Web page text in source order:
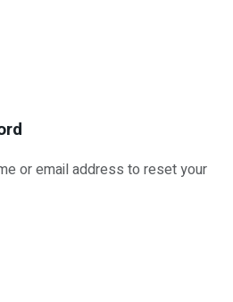
or email address to reset your